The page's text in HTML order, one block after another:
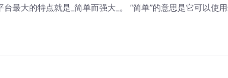
最大的特点就是_简单而强大_。 “简单”的意思是它可以使用